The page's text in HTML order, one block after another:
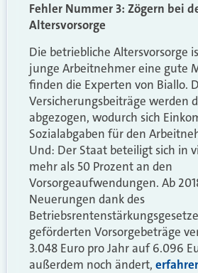
Fehler Nummer 3: Zögern bei
Altersvorsorge
Die betriebliche Altersvorsorge
junge Arbeitnehmer eine gute
finden die Experten von Biallo.
Versicherungsbeiträge werden
abgezogen, wodurch sich
Sozialabgaben für den
Und: Der Staat beteiligt sich in
mehr als 50 Prozent an den
Vorsorgeaufwendungen. Ab
Neuerungen dank des
geförderten Vorsorgebeträge
3.048 Euro pro Jahr auf 6.096
außerdem noch ändert,